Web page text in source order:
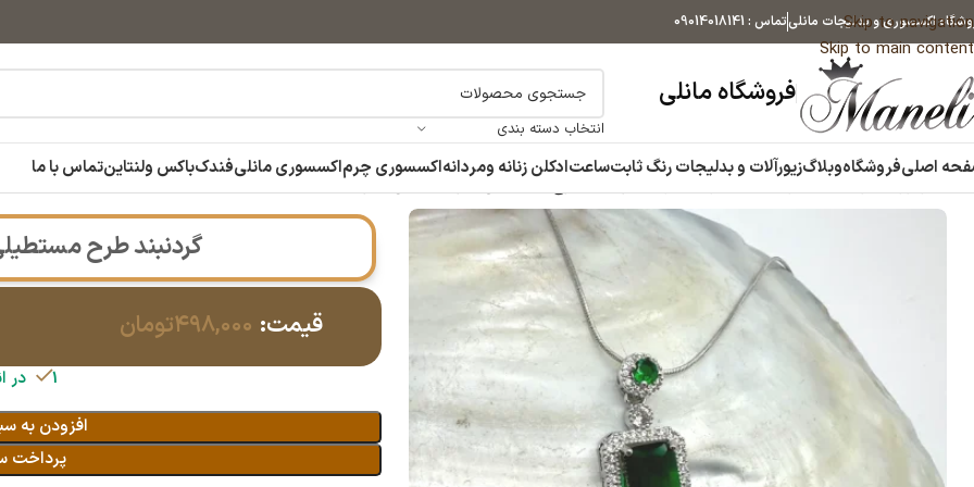
Skip to navigation
Skip to main content
اکسسوری و بدلیجات مانلیتماس : 09014018141
فروشگاه مانلی
انتخاب دسته بندی
اصلیفروشگاهوبلاگزیورآلات و بدلیجات رنگ ثابتساعتادکلن زنانه ومردانهاکسسوری چرماکسسوری مانلیفندکباکس ولنتاینتماس با ما
زیورآلات و بدلیجات رنگ ثابت گردنبند زنانه گردنبند طرح مستطیلی نقره ای نگین سبز
گردنبند طرح
قیمت: ۴۹۸,۰۰۰تومان
1 در انبار
افزودن به
پرداخت